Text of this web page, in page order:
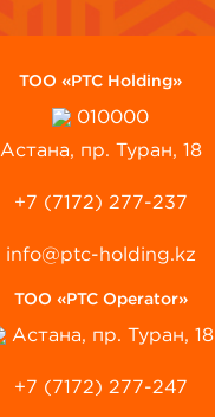
ТОО «PTC Holding»
010000
Астана, пр. Туран, 18
+7 (7172) 277-237
info@ptc-holding.kz
ТОО «PTC Operator»
Астана, пр. Туран, 18
+7 (7172) 277-247